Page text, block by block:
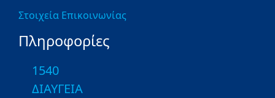
Στοιχεία Επικοινωνίας
Πληροφορίες
1540
ΔΙΑΥΓΕΙΑ